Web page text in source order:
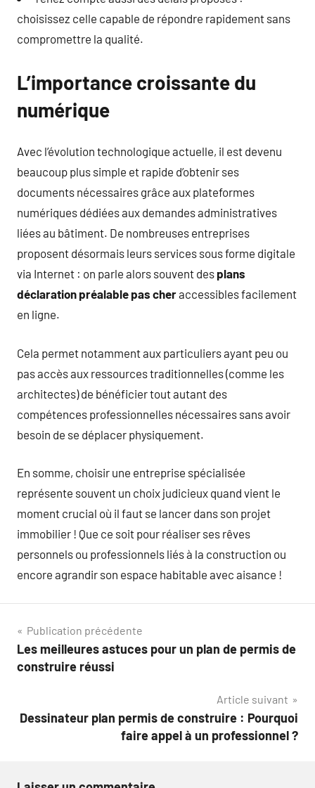
choisissez celle capable de répondre rapidement sans
compromettre la qualité.
L’importance croissante du
numérique
Avec l’évolution technologique actuelle, il est devenu
beaucoup plus simple et rapide d’obtenir ses
documents nécessaires grâce aux plateformes
numériques dédiées aux demandes administratives
liées au bâtiment. De nombreuses entreprises
proposent désormais leurs services sous forme digitale
via Internet : on parle alors souvent des plans
déclaration préalable pas cheraccessibles facilement
en ligne.
Cela permet notamment aux particuliers ayant peu ou
pas accès aux ressources traditionnelles (comme les
architectes) de bénéficier tout autant des
compétences professionnelles nécessaires sans avoir
besoin de se déplacer physiquement.
En somme, choisir une entreprise spécialisée
représente souvent un choix judicieux quand vient le
moment crucial où il faut se lancer dans son projet
immobilier ! Que ce soit pour réaliser ses rêves
personnels ou professionnels liés à la construction ou
encore agrandir son espace habitable avec aisance !
Navigation
de
Publication précédente
Les meilleures astuces pour un plan de permis de
construire réussi
Article suivant
Dessinateur plan permis de construire : Pourquoi
faire appel à un professionnel ?